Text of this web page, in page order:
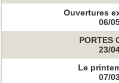
Ouvertures
06/
PORTES
23/
Le
07/